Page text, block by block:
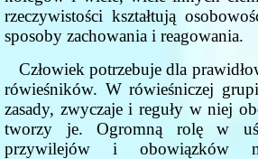
rzeczywistości kształtują
sposoby zachowania i reagowania.
Człowiek potrzebuje dla
rówieśników. W rówieśniczej
zasady, zwyczaje i reguły w niej
tworzy je. Ogromną rolę w
przywilejów i obowiązków